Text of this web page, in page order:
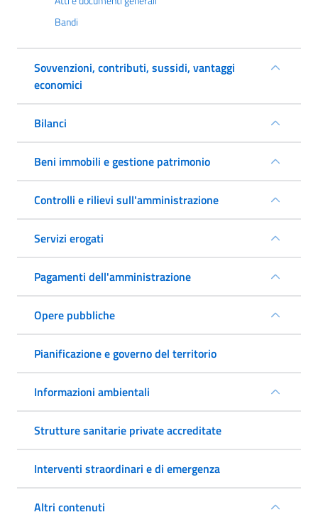
Bandi
Sovvenzioni, contributi, sussidi, vantaggi
economici
Bilanci
Beni immobili e gestione patrimonio
Controlli e rilievi sull'amministrazione
Servizi erogati
Pagamenti dell'amministrazione
Opere pubbliche
Pianificazione e governo del territorio
Informazioni ambientali
Strutture sanitarie private accreditate
Interventi straordinari e di emergenza
Altri contenuti